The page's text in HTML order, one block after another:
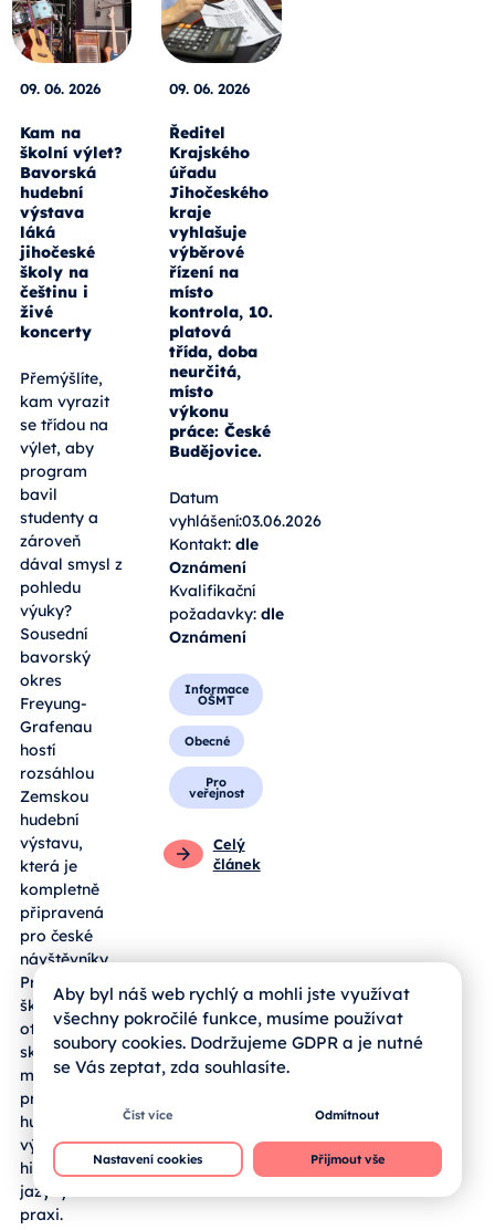
09. 06. 2026
Kam na
školní výlet?
Bavorská
hudební
výstava
láká
jihočeské
školy na
češtinu i
živé
koncerty
Přemýšlíte,
kam vyrazit
se třídou na
výlet, aby
program
bavil
studenty a
zároveň
dával smysl z
pohledu
výuky?
Sousední
bavorský
okres
Freyung-
Grafenau
hostí
rozsáhlou
Zemskou
hudební
výstavu,
která je
kompletně
připravená
pro české
návštěvníky.
Pro jihočeské
školy se zde
otevírá
skvělá
možnost, jak
propojit
hudební
výchovu,
historii a cizí
jazyky v
praxi.
09. 06. 2026
Ředitel
Krajského
úřadu
Jihočeského
kraje
vyhlašuje
výběrové
řízení na
místo
kontrola, 10.
platová
třída, doba
neurčitá,
místo
výkonu
práce: České
Budějovice.
Datum
vyhlášení:03.06.2026
Kontakt:dle
Oznámení
Kvalifikační
požadavky:dle
Oznámení
Informace
OŠMT
Obecné
Pro
veřejnost
Celý
článek
Aby byl náš web rychlý a mohli jste využívat
všechny pokročilé funkce, musíme používat
soubory cookies. Dodržujeme GDPR a je nutné
se Vás zeptat, zda souhlasíte.
Číst více Odmítnout
Nastavení cookies Přijmout vše